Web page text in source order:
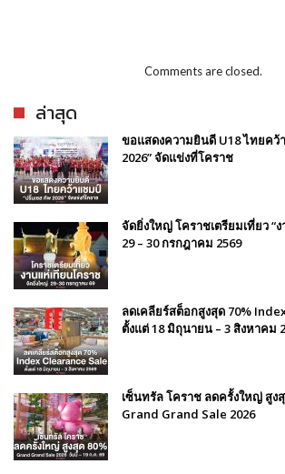
Comments are closed.
ล่าสุด
ขอแสดงความยินดี U18 ไทยคว้
2026” จัดแข่งที่โคราช
จัดยิ่งใหญ่ โคราชเตรียมเที่ยว “
29 – 30 กรกฎาคม 2569
ลดเคลียร์สต็อกสูงสุด 70%
ตั้งแต่ 18 มิถุนายน – 3 สิงหาคม
เซ็นทรัล โคราช ลดครั้งใหญ่ สูง
Grand Grand Sale 2026